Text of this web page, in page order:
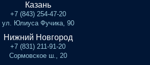
Казань
+7 (843) 254-47-20
ул. Юлиуса Фучика, 90
Нижний Новгород
+7 (831) 211-91-20
Сормовское ш., 20